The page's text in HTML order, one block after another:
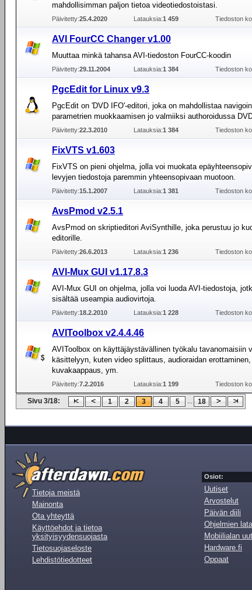
mahdollisimman paljon tietoa videotiedostoistasi.
Päivitetty:25.4.2020 Latauksia:1 459 Tiedoston
AVI FourCC Changer v1.00
Muuttaa minkä tahansa AVI-tiedoston FourCC-koodin
Päivitetty:29.11.2004 Latauksia:1 384 Tiedoston
PgcEdit for Linux v9.3
PgcEdit on 'DVD IFO'-editori, joka on mahdollistaa
parametrien muokkaamisen jo valmiiksi authoroidussa
Päivitetty:22.3.2010 Latauksia:1 384 Tiedoston
FixVTS v1.603
FixVTS on pieni ohjelma, jolla voi muokata
levyjen tiedostoja paremmin yhteensopivaan muotoon.
Päivitetty:15.1.2007 Latauksia:1 381 Tiedoston
AvsPmod v2.5.1
AvsPmod on skriptieditori AviSynthille, joka perustuu jo
editorille.
Päivitetty:26.6.2013 Latauksia:1 236 Tiedoston
AVI-Mux GUI v1.17.8.3
AVI-Mux GUI on ohjelma, jolla voi luoda AVI-tiedostoja,
sisältää useampia audiovirtoja.
Päivitetty:18.2.2010 Latauksia:1 228 Tiedoston
AVIToolbox v2.4.4.46
AVIToolbox on käyttäjäystävällinen työkalu tavanomaisiin
käsittelyyn, kuten video splittaus, audioraidan erottaminen,
kuvakaappaus, ym.
Päivitetty:7.2.2016 Latauksia:1 199 Tiedoston
Sivu 3/18: 1 2 3 4 5 ... 18
Tietoja meistä
Mainonta
Ota yhteyttä
Käyttöehdot ja tietoa
yksityisyydensuojasta
Tietosuojaseloste
Lehdistötiedotteet
Osiot:
Uutiset
Arvostelut
Päivän diili
Ohjelmien
Mobiilialan
Hardware.fi
Oppaat